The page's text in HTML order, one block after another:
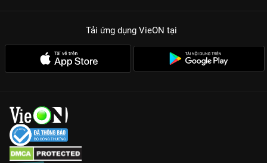
Tải ứng dụng VieON tại